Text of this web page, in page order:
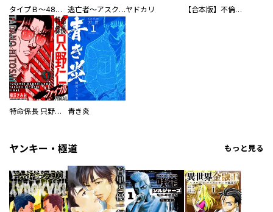
タイプＢ～48時間後、致死率100％～【単話】 逃亡者～アスクレピオスの杖～ヤドカリ 【合本版】不倫処刑
特命係長 只野仁ファイナル 愛蔵版 青き炎
ヤンキー・極道 もっと見る